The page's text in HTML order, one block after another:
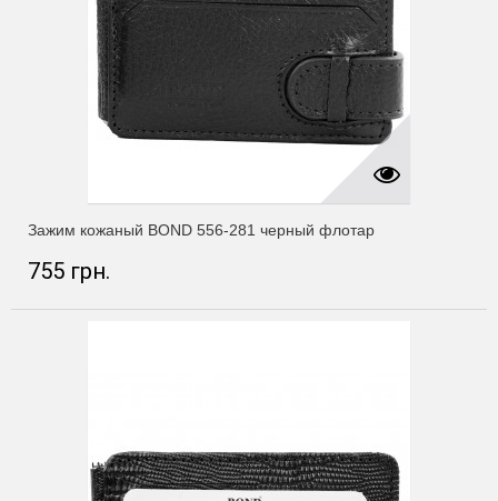
Зажим кожаный BOND 556-281 черный флотар
755 грн.